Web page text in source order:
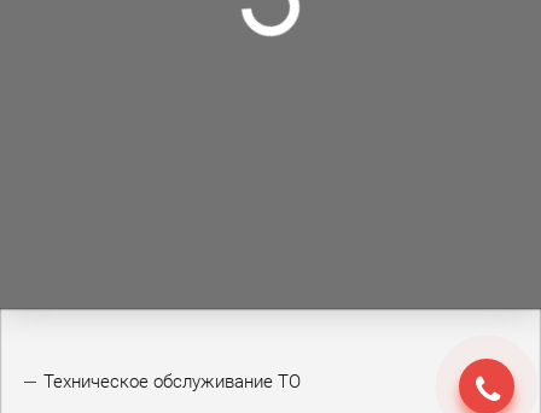
Техническое обслуживание ТО